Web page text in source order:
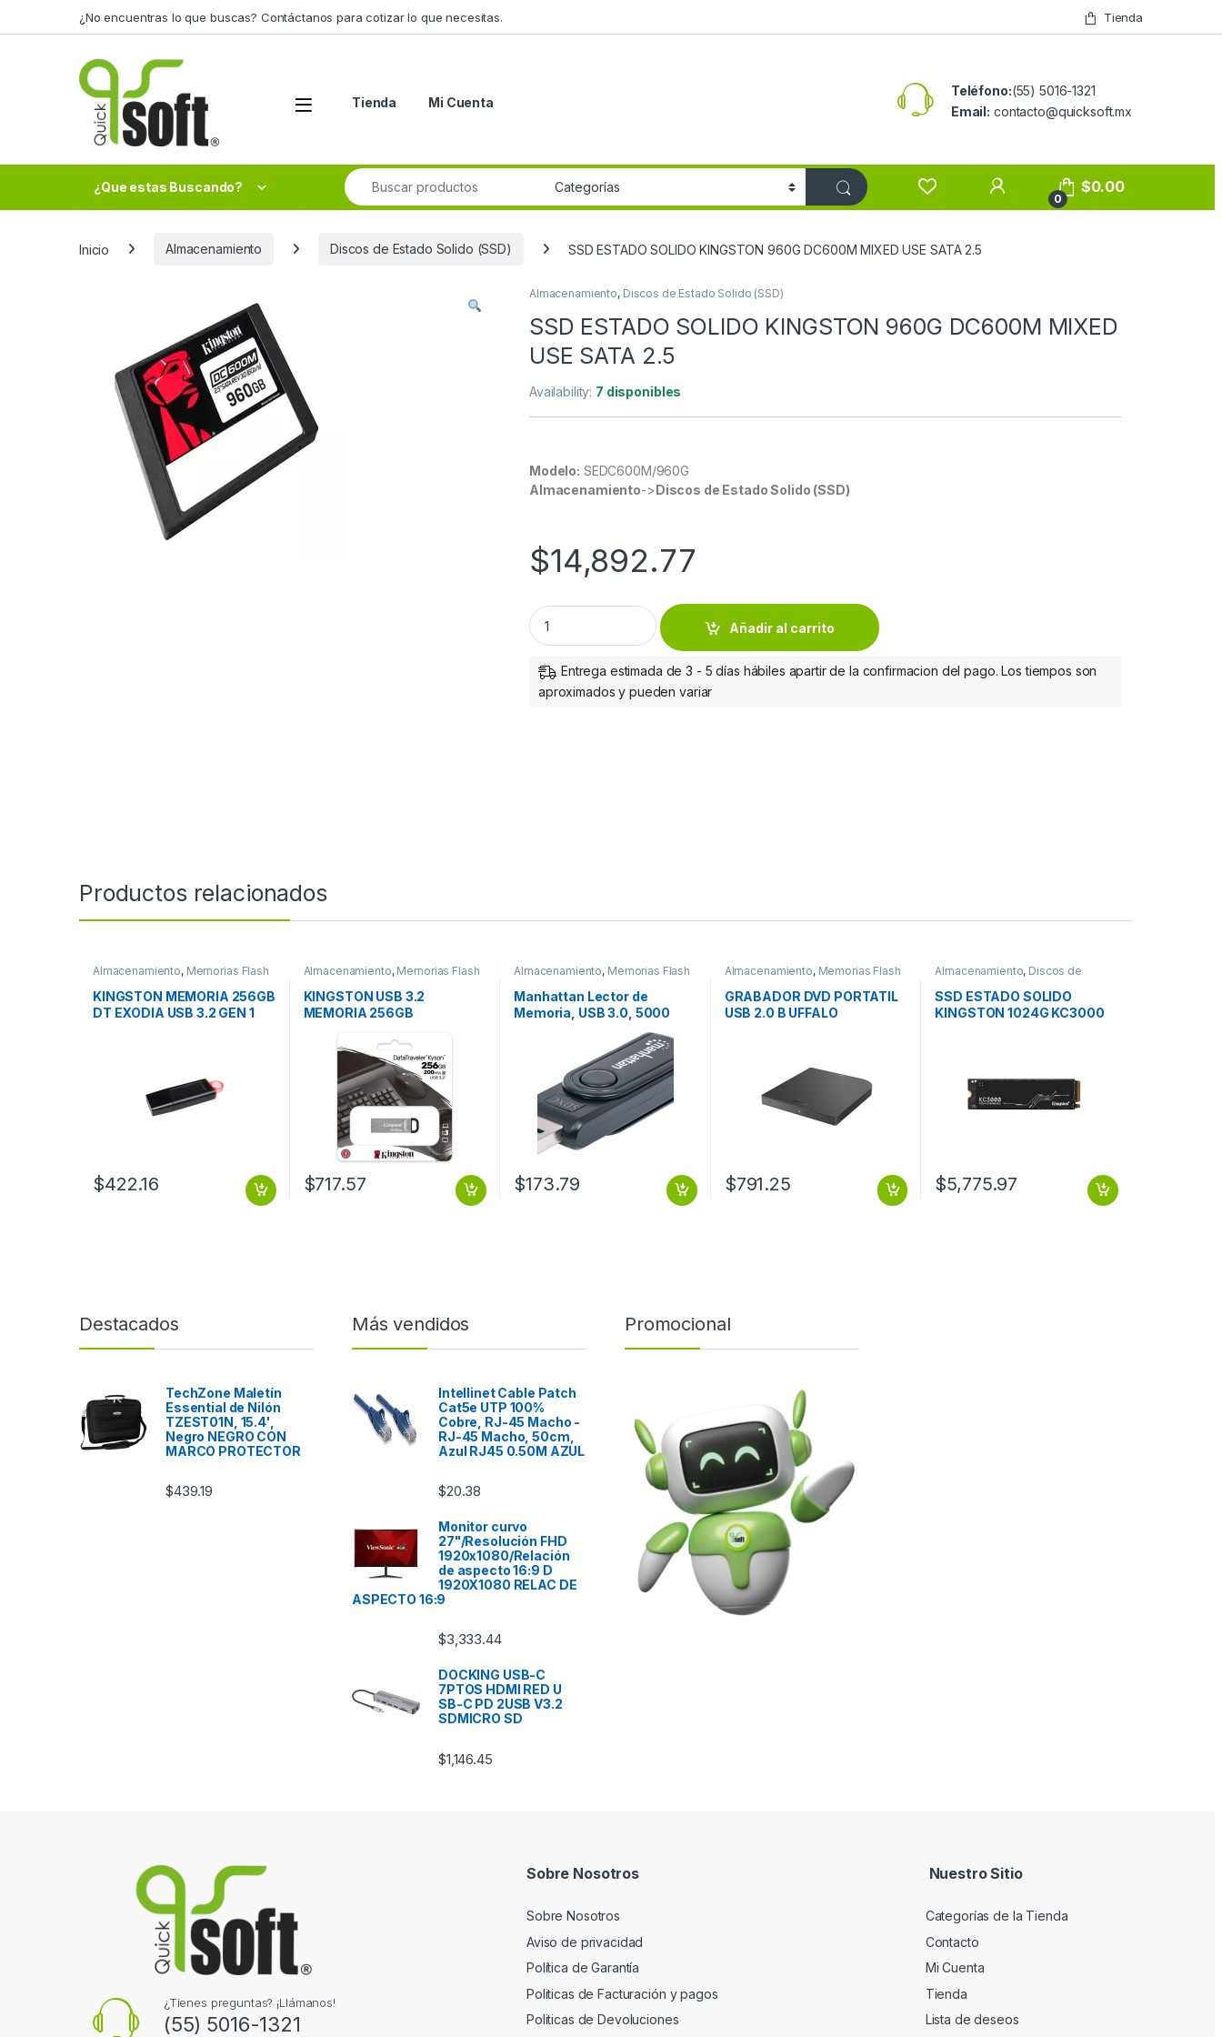
¿No encuentras lo que buscas? Contáctanos para cotizar lo que necesitas. Tienda
Tienda Mi Cuenta
Teléfono:(55) 5016-1321
Email: contacto@quicksoft.mx
¿Que estas Buscando?
Search for:
0
$0.00
Inicio Almacenamiento Discos de Estado Solido (SSD) SSD ESTADO SOLIDO KINGSTON 960G DC600M MIXED USE SATA 2.5
Almacenamiento, Discos de Estado Solido (SSD)
SSD ESTADO SOLIDO KINGSTON 960G DC600M MIXED
USE SATA 2.5
Availability: 7 disponibles
Modelo: SEDC600M/960G
Almacenamiento->Discos de Estado Solido (SSD)
$14,892.77
SSD ESTADO SOLIDO KINGSTON 960G DC600M MIXED USE SATA 2.5 quantity
Añadir al carrito
Entrega estimada de 3 - 5 días hábiles apartir de la confirmacion del pago. Los tiempos son
aproximados y pueden variar
Productos relacionados
Almacenamiento, Memorias Flash
KINGSTON MEMORIA 256GB
DT EXODIA USB 3.2 GEN 1
$422.16
Almacenamiento, Memorias Flash
KINGSTON USB 3.2
MEMORIA 256GB
$717.57
Almacenamiento, Memorias Flash
Manhattan Lector de
Memoria, USB 3.0, 5000
$173.79
Almacenamiento, Memorias Flash
GRABADOR DVD PORTATIL
USB 2.0 B UFFALO
$791.25
Almacenamiento, Discos de
Estado Solido (SSD)
SSD ESTADO SOLIDO
KINGSTON 1024G KC3000
$5,775.97
Destacados
TechZone Maletín
Essential de Nilón
TZEST01N, 15.4',
Negro NEGRO CON
MARCO PROTECTOR
$439.19
Más vendidos
Intellinet Cable Patch
Cat5e UTP 100%
Cobre, RJ-45 Macho -
RJ-45 Macho, 50cm,
Azul RJ45 0.50M AZUL
$20.38
Monitor curvo
27"/Resolución FHD
1920x1080/Relación
de aspecto 16:9 D
1920X1080 RELAC DE
ASPECTO 16:9
$3,333.44
DOCKING USB-C
7PTOS HDMI RED U
SB-C PD 2USB V3.2
SDMICRO SD
$1,146.45
Promocional
¿Tienes preguntas? ¡Llámanos!
(55) 5016-1321
Sobre Nosotros
Sobre Nosotros
Aviso de privacidad
Política de Garantía
Politicas de Facturación y pagos
Politicas de Devoluciones
Nuestro Sitio
Categorías de la Tienda
Contacto
Mi Cuenta
Tienda
Lista de deseos